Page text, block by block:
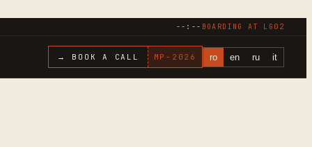
--:-- BOARDING AT LG02
→ BOOK A CALL MP- 2026 ro en ru it